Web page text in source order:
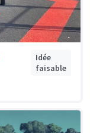
Idée
faisable